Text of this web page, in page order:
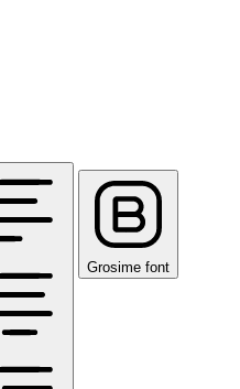
Grosime font